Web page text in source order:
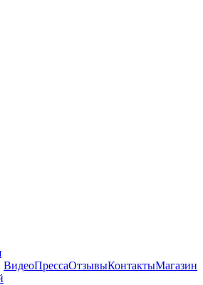
ВидеоПрессаОтзывыКонтактыМагазин